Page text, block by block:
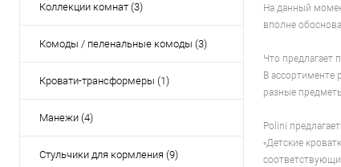
Коллекции комнат (3)
Комоды / пеленальные комоды (3)
Кровати-трансформеры (1)
Манежи (4)
Стульчики для кормления (9)
На данный
вполне
Что предлагает
В ассортименте
разные
Polini предлагает:
◦Детские